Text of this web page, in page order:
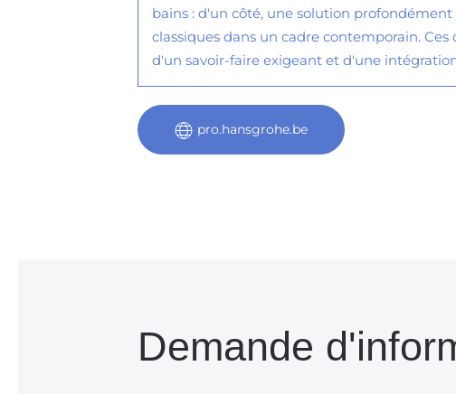
bains : d'un côté, une solution
classiques dans un cadre contemporain.
d'un savoir-faire exigeant et d'une
pro.hansgrohe.be
Demande